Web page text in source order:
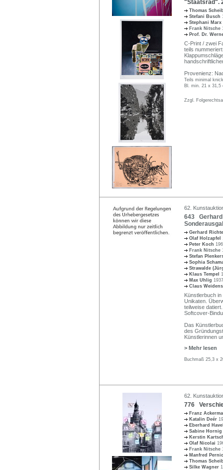
"Staatsrad".
Thomas
Stefani Busch
Stephani Marx
Frank Nitsche
Prof. Dr.
C-Print / zwei
teils
Provenienz:
Teils minimal
Bl. min. 21 x
Zzgl.
62.
643 Gerhard
Gerhard
Olaf Holzapfel
Peter Koch
Frank Nitsche
Stefan
Sophia
Strawalde
Klaus Tempel
Max Uhlig
Claus
Künstlerbuch
Unikaten.
teilweise
Softcover-
Das
des
Künstlerinnen
> Mehr lesen
Buchmaß 25,3 x
62.
776
Franz
Katalin Deér
Eberhard
Sabine Hornig
Kerstin
Olaf Nicolai
Frank Nitsche
Manfred
Thomas
Silke Wagner